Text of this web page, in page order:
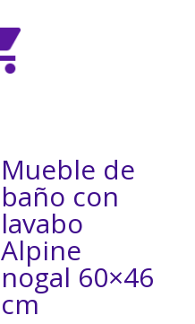
Mueble de
baño con
lavabo
Alpine
nogal 60×46
cm